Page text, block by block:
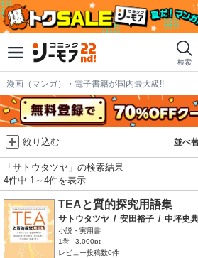
検索
漫画（マンガ）・電子書籍が国内最大級!!
並べ
絞り込む
「サトウタツヤ」の検索結果
4件中 1～4件を表示
TEAと質的探究用語集
サトウタツヤ / 安田裕子 / 中坪史典
小説・実用書
1巻
3,000pt
レビュー投稿数0件